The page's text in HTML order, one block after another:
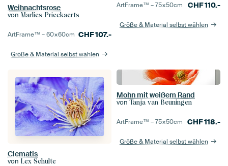
Weihnachtsrose
von Marlies Prieckaerts
ArtFrame™ –60×60cm CHF107.-
Größe & Material selbst wählen
ArtFrame™ –75×50cm CHF110.-
Größe & Material selbst wählen
Clematis
von Lex Schulte
Mohn mit weißem Rand
von Tanja van Beuningen
ArtFrame™ –75×50cm CHF118.-
Größe & Material selbst wählen